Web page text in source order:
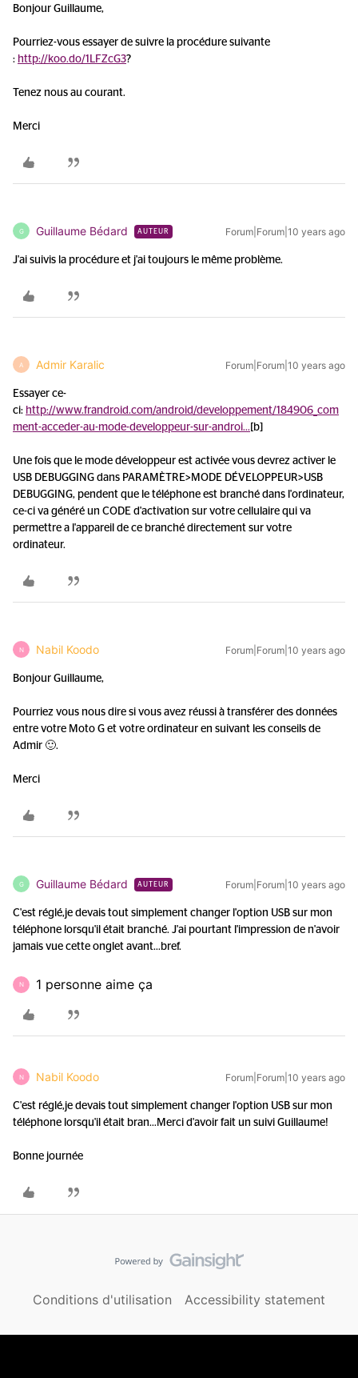
Bonjour Guillaume,
Pourriez-vous essayer de suivre la procédure suivante
: http://koo.do/1LFZcG3?
Tenez nous au courant.
Merci
G Guillaume Bédard AUTEUR Forum|Forum|10 years ago
J'ai suivis la procédure et j'ai toujours le même problème.
A Admir Karalic Forum|Forum|10 years ago
Essayer ce-
ci: http://www.frandroid.com/android/developpement/184906_com
ment-acceder-au-mode-developpeur-sur-androi... [b]
Une fois que le mode développeur est activée vous devrez activer le
USB DEBUGGING dans PARAMÈTRE>MODE DÉVELOPPEUR>USB
DEBUGGING, pendent que le téléphone est branché dans l'ordinateur,
ce-ci va généré un CODE d'activation sur votre cellulaire qui va
permettre a l'appareil de ce branché directement sur votre
ordinateur.
N Nabil Koodo Forum|Forum|10 years ago
Bonjour Guillaume,
Pourriez vous nous dire si vous avez réussi à transférer des données
entre votre Moto G et votre ordinateur en suivant les conseils de
Admir 🙂.
Merci
G Guillaume Bédard AUTEUR Forum|Forum|10 years ago
C'est réglé,je devais tout simplement changer l'option USB sur mon
téléphone lorsqu'il était branché. J'ai pourtant l'impression de n'avoir
jamais vue cette onglet avant...bref.
N 1 personne aime ça
N Nabil Koodo Forum|Forum|10 years ago
C'est réglé,je devais tout simplement changer l'option USB sur mon
téléphone lorsqu'il était bran...Merci d'avoir fait un suivi Guillaume!
Bonne journée
Conditions d'utilisation Accessibility statement